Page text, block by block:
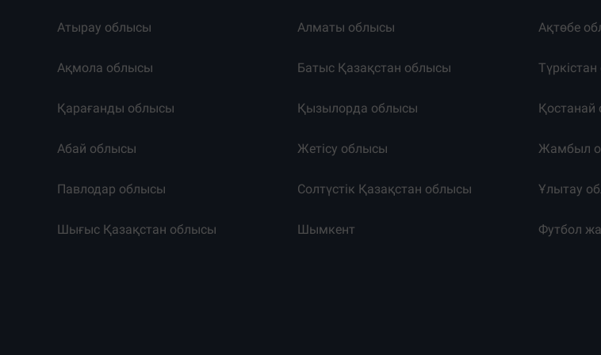
Атырау облысы Алматы облысы Ақтөбе
Ақмола облысы Батыс Қазақстан облысы
Қарағанды облысы Қызылорда облысы
Абай облысы Жетісу облысы Жамбыл
Павлодар облысы Солтүстік Қазақстан облысы Ұлытау
Шығыс Қазақстан облысы Шымкент Футбол